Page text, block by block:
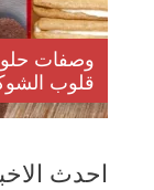
وصفات
قلوب
احدث